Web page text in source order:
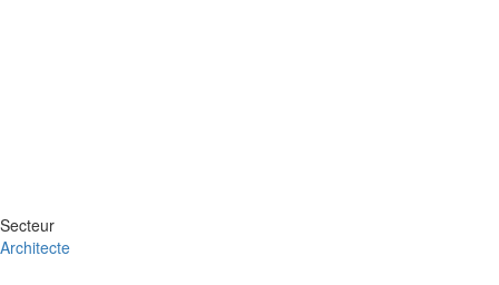
Secteur
Architecte